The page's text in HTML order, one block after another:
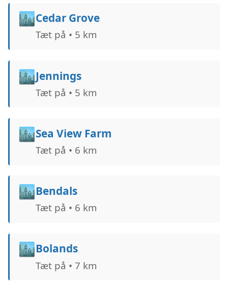
🏙️Cedar Grove
Tæt på • 5 km
🏙️Jennings
Tæt på • 5 km
🏙️Sea View Farm
Tæt på • 6 km
🏙️Bendals
Tæt på • 6 km
🏙️Bolands
Tæt på • 7 km